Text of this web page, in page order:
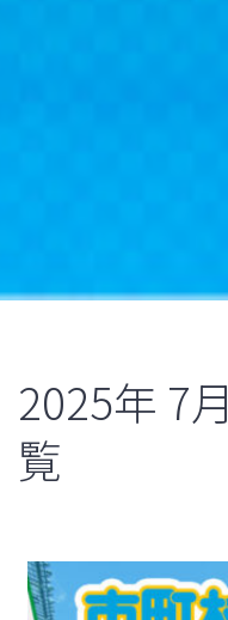
2025年 7月
覧